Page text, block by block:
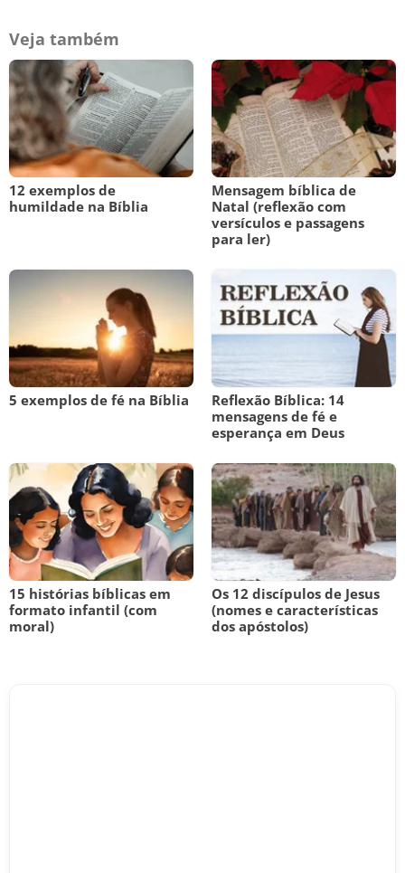
Veja também
12 exemplos de
humildade na Bíblia
Mensagem bíblica de
Natal (reflexão com
versículos e passagens
para ler)
5 exemplos de fé na Bíblia
Reflexão Bíblica: 14
mensagens de fé e
esperança em Deus
15 histórias bíblicas em
formato infantil (com
moral)
Os 12 discípulos de Jesus
(nomes e características
dos apóstolos)